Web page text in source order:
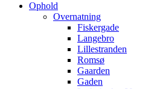
Ophold
Overnatning
Fiskergade
Langebro
Lillestranden
Romsø
Gaarden
Gaden